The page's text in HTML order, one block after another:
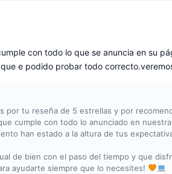
con todo lo que se anuncia en su
e podido probar todo
por tu reseña de 5 estrellas y por
cumple con todo lo anunciado en
han estado a la altura de tus
de bien con el paso del tiempo y que
ayudarte siempre que lo necesites!